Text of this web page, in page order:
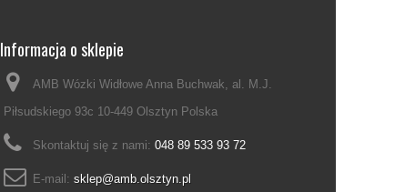
Informacja o sklepie
AMB Wózki Widłowe Anna Buchwak, al. M.J.
Piłsudskiego 93c 10-449 Olsztyn Polska
Skontaktuj się z nami: 048 89 533 93 72
E-mail: sklep@amb.olsztyn.pl